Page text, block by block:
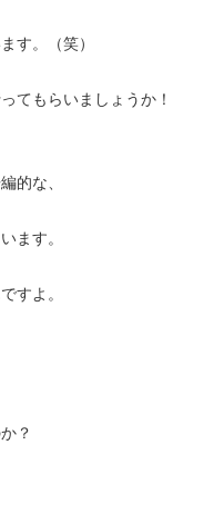
す。（笑）
てもらいましょうか！
的な、
ます。
すよ。
？